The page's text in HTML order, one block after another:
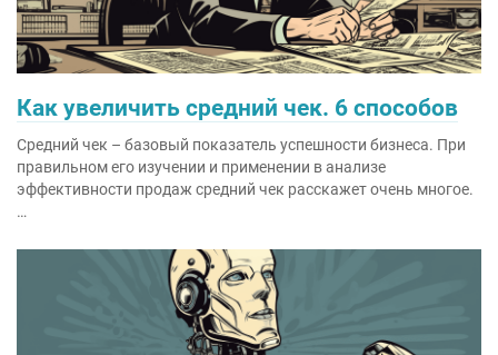
Как увеличить средний чек. 6 способов
Средний чек – базовый показатель успешности бизнеса. При
правильном его изучении и применении в анализе
эффективности продаж средний чек расскажет очень многое.
…